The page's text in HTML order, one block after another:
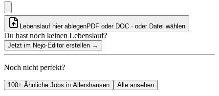
Lebenslauf hier ablegenPDF oder DOC · oder Datei wählen
Du hast noch keinen Lebenslauf?
Jetzt im Nejo-Editor erstellen →
Noch nicht perfekt?
100+ Ähnliche Jobs in Allershausen Alle ansehen